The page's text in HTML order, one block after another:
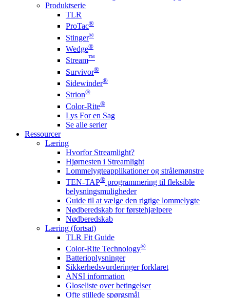
Produktserie
TLR
ProTac®
Stinger®
Wedge®
Stream™
Survivor®
Sidewinder®
Strion®
Color-Rite®
Lys For en Sag
Se alle serier
Ressourcer
Læring
Hvorfor Streamlight?
Hjørnesten i Streamlight
Lommelygteapplikationer og strålemønstre
TEN-TAP® programmering til fleksible
belysningsmuligheder
Guide til at vælge den rigtige lommelygte
Nødberedskab for førstehjælpere
Nødberedskab
Læring (fortsat)
TLR Fit Guide
Color-Rite Technology®
Batterioplysninger
Sikkerhedsvurderinger forklaret
ANSI information
Gloseliste over betingelser
Ofte stillede spørgsmål